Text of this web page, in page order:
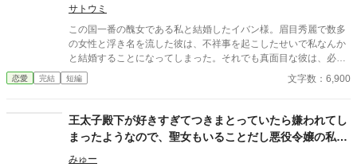
対に会うことのない田舎町で暮らしていくことにした。 離婚届を
置いて去ったアメリシアは、田舎町で苦労しながらも、幸せを見
つけていくのだが、モレイブはあんなことを言っておきながら
も、アメリシアと離婚する気はなく――。
サトウミ
この国一番の醜女である私と結婚したイバン様。眉目秀麗で数多
の女性と浮き名を流した彼は、不祥事を起こしたせいで私なんか
と結婚することになってしまった。それでも真面目な彼は、必死
に私を愛そうと努力してくださる。 ──無駄な努力だ。 こんな色
白で目と胸の大きい女を、愛せるはずがない。
恋愛 完結 短編 文字数：6,900
王太子殿下が好きすぎてつきまとっていたら嫌われてし
まったようなので、聖女もいることだし悪役令嬢の私は
退散することにしました。
みゅー